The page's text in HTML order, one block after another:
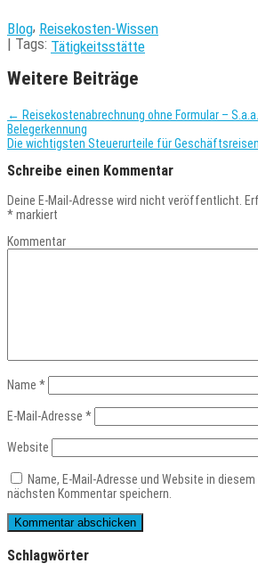
Blog, Reisekosten-Wissen
| Tags: Tätigkeitsstätte
Weitere Beiträge
← Reisekostenabrechnung ohne Formular –
Belegerkennung
Die wichtigsten Steuerurteile für
Schreibe einen Kommentar
Deine E-Mail-Adresse wird nicht veröffentlicht.
*markiert
Kommentar
Name *
E-Mail-Adresse *
Website
Name, E-Mail-Adresse und Website in
nächsten Kommentar speichern.
Schlagwörter